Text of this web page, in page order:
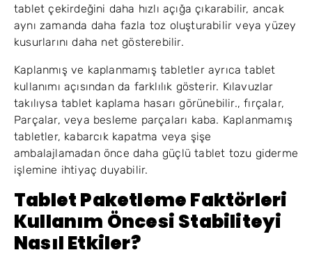
tablet çekirdeğini daha hızlı açığa çıkarabilir, ancak
aynı zamanda daha fazla toz oluşturabilir veya yüzey
kusurlarını daha net gösterebilir.
Kaplanmış ve kaplanmamış tabletler ayrıca tablet
kullanımı açısından da farklılık gösterir. Kılavuzlar
takılıysa tablet kaplama hasarı görünebilir., fırçalar,
Parçalar, veya besleme parçaları kaba. Kaplanmamış
tabletler, kabarcık kapatma veya şişe
ambalajlamadan önce daha güçlü tablet tozu giderme
işlemine ihtiyaç duyabilir.
Tablet Paketleme Faktörleri
Kullanım Öncesi Stabiliteyi
Nasıl Etkiler?